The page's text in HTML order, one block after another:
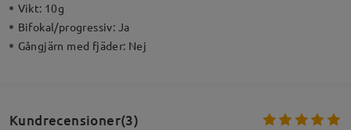
Vikt: 10g
Bifokal/progressiv: Ja
Gångjärn med fjäder: Nej
Kundrecensioner(3)